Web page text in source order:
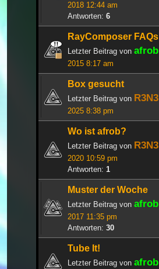
2018 12:44 am
Antworten: 6
RayComposer FAQs
Letzter Beitrag von afrob
2015 8:17 am
Box gesucht
Letzter Beitrag von R3N3
2025 8:38 pm
Wo ist afrob?
Letzter Beitrag von R3N3
2020 10:59 pm
Antworten: 1
Muster der Woche
Letzter Beitrag von afrob
2017 11:35 pm
Antworten: 30
Tube It!
Letzter Beitrag von afrob